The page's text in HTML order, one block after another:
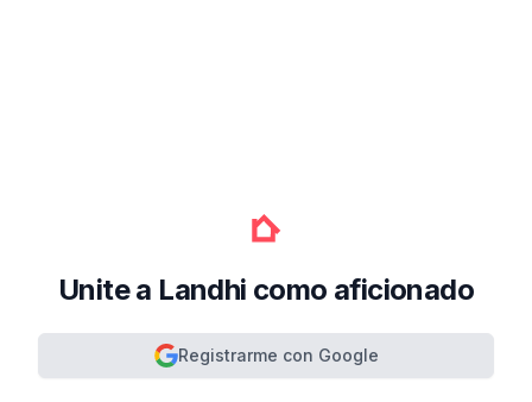
Unite a Landhi como aficionado
Registrarme con Google